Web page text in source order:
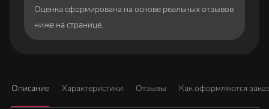
Оценка сформирована на основе реальных отзывов
ниже на странице.
Описание Характеристики Отзывы Как оформляются